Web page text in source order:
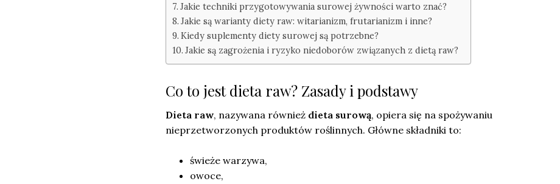
Jakie techniki przygotowywania surowej żywności warto znać?
Jakie są warianty diety raw: witarianizm, frutarianizm i inne?
Kiedy suplementy diety surowej są potrzebne?
Jakie są zagrożenia i ryzyko niedoborów związanych z dietą raw?
Co to jest dieta raw? Zasady i podstawy
Dieta raw, nazywana również dieta surową, opiera się na spożywaniu
nieprzetworzonych produktów roślinnych. Główne składniki to:
świeże warzywa,
owoce,